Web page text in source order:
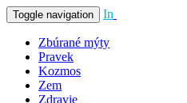
Toggle navigation In
Zbúrané mýty
Pravek
Kozmos
Zem
Zdravie